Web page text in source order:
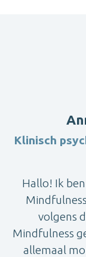
Klinisch
Hallo! Ik
volgens
Mindfulness
allemaal